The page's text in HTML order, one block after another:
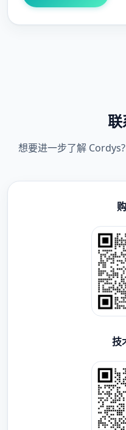
想要进一步了解
技